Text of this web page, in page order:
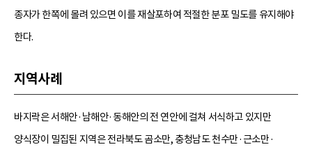
종자가 한쪽에 몰려 있으면 이를 재살포하여 적절한 분포 밀도를 유지해야
한다.
지역사례
바지락은 서해안·남해안·동해안의 전 연안에 걸쳐 서식하고 있지만
양식장이 밀집된 지역은 전라북도 곰소만, 충청남도 천수만·근소만·